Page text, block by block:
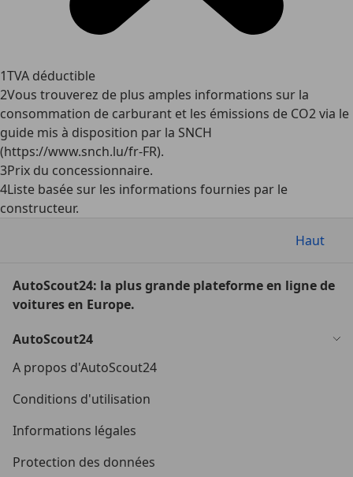
1TVA déductible
2Vous trouverez de plus amples informations sur la
consommation de carburant et les émissions de CO2 via le
guide mis à disposition par la SNCH
(https://www.snch.lu/fr-FR).
3Prix du concessionnaire.
4Liste basée sur les informations fournies par le
constructeur.
Haut
AutoScout24: la plus grande plateforme en ligne de
voitures en Europe.
AutoScout24
A propos d'AutoScout24
Conditions d'utilisation
Informations légales
Protection des données